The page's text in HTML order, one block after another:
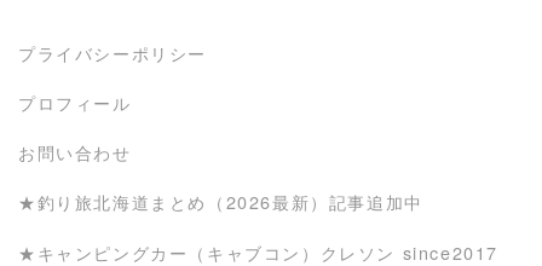
プライバシーポリシー
プロフィール
お問い合わせ
★釣り旅北海道まとめ（2026最新）記事追加中
★キャンピングカー（キャブコン）クレソン since2017